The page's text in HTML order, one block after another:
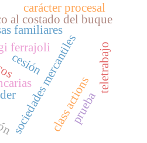
sociedades mercantiles
franco al costado del buque
familiares
carácter procesal
ferrajoli
class actions
teletrabajo
cesión
prueba